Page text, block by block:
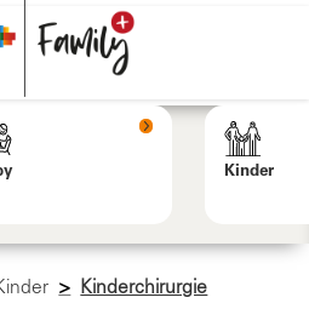
Kinder
Kinderchirurgie